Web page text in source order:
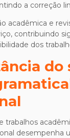
a correção
acadêmica e
contribuindo
dos
do
trabalhos
desempenha